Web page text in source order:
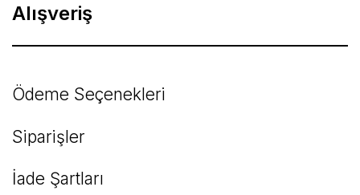
Alışveriş
Ödeme Seçenekleri
Siparişler
İade Şartları